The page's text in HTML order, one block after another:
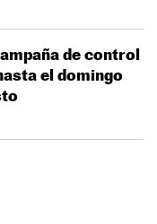
de control
el domingo